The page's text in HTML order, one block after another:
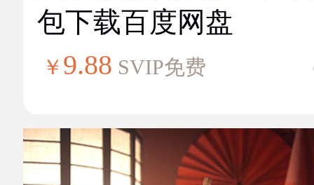
包下载百度网盘
￥ 9.88 SVIP免费